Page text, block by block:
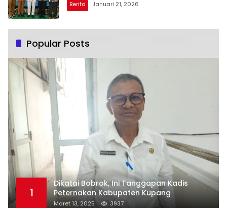
Berita Januari 21, 2026
Popular Posts
1
Dikatai Bobrok, Ini Tanggapan Kadis
Peternakan Kabupaten Kupang
Maret 13, 2025 3937